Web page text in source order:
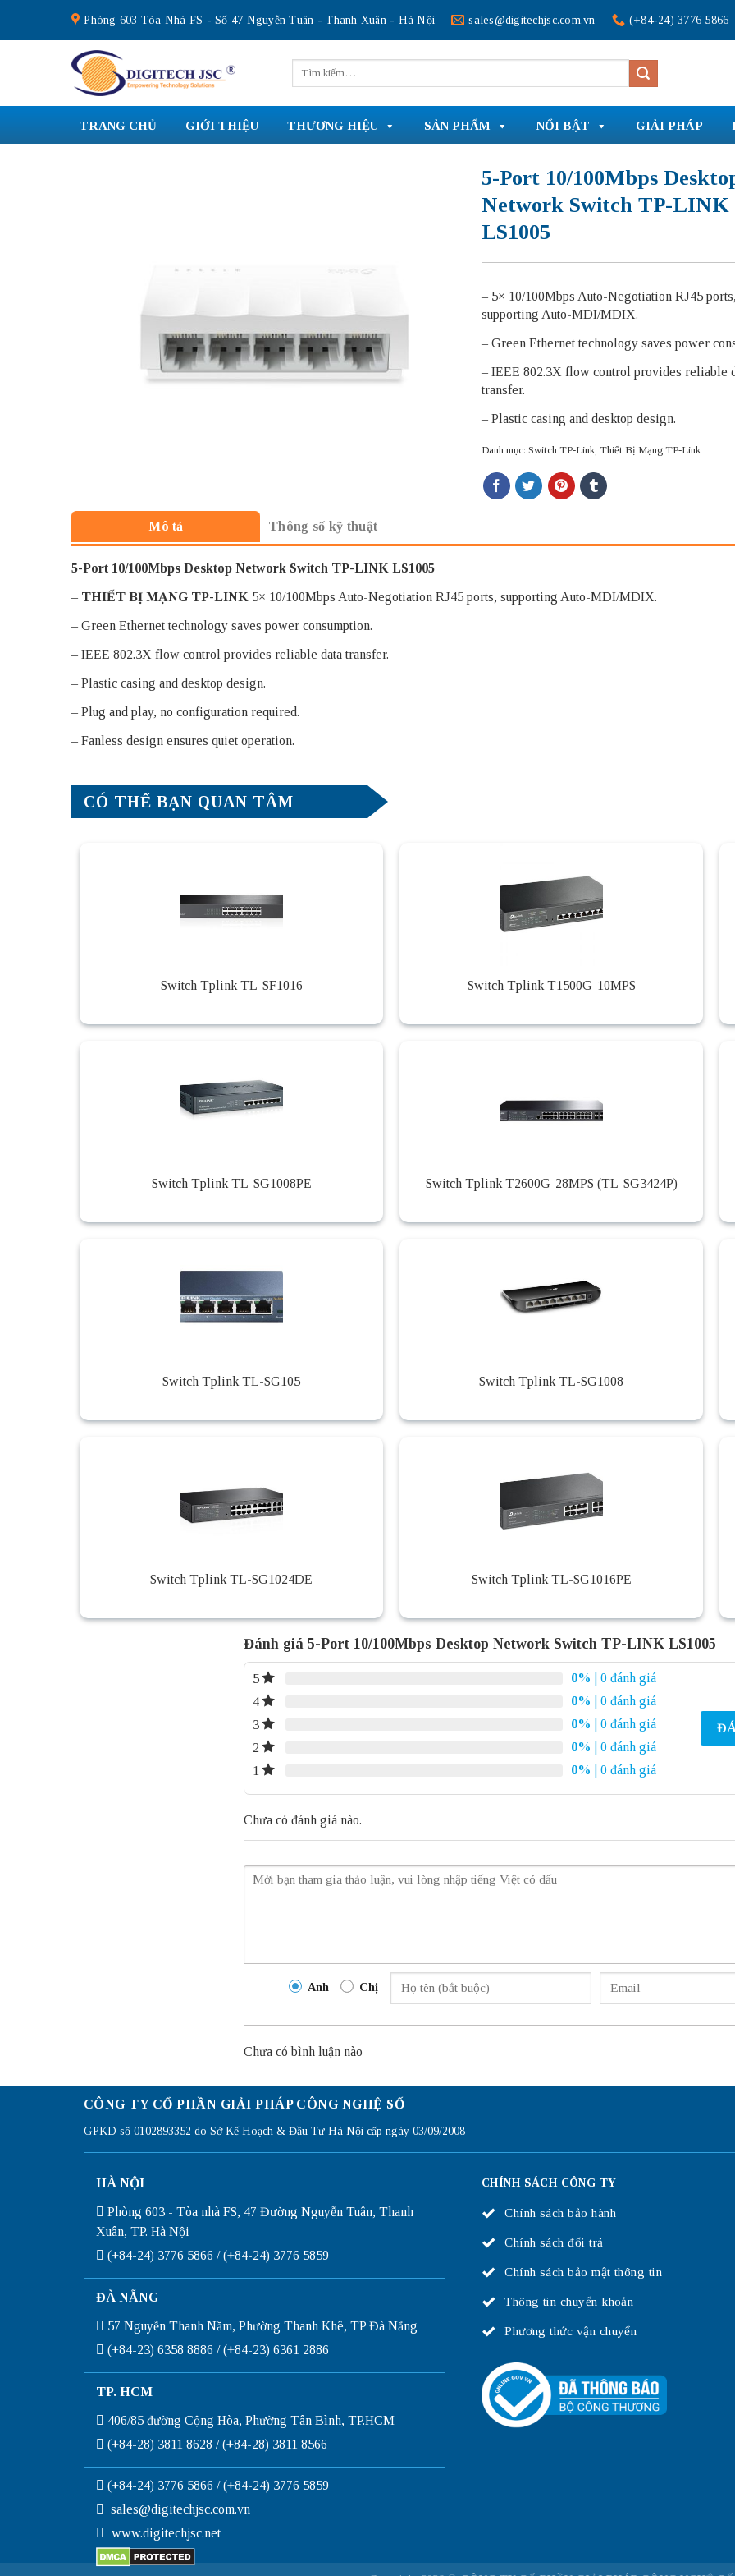
content
Phòng 603 Tòa Nhà FS - Số 47 Nguyễn Tuân - Thanh Xuân - Hà Nội sales@digitechjsc.com.vn (+84-24) 3776 5866
kiếm:
TRANG CHỦ GIỚI THIỆU THƯƠNG HIỆU SẢN PHẨM NỔI BẬT GIẢI PHÁP
5-Port 10/100Mbps
Network Switch TP-LINK
LS1005
– 5× 10/100Mbps Auto-Negotiation RJ45
supporting Auto-MDI/MDIX.
– Green Ethernet technology saves power
– IEEE 802.3X flow control provides reliable
transfer.
– Plastic casing and desktop design.
Danh mục: Switch TP-Link, Thiết Bị Mạng TP-Link
Mô tả Thông số kỹ thuật
5-Port 10/100Mbps Desktop Network Switch TP-LINK LS1005
– THIẾT BỊ MẠNG TP-LINK 5× 10/100Mbps Auto-Negotiation RJ45 ports, supporting Auto-MDI/MDIX.
– Green Ethernet technology saves power consumption.
– IEEE 802.3X flow control provides reliable data transfer.
– Plastic casing and desktop design.
– Plug and play, no configuration required.
– Fanless design ensures quiet operation.
CÓ THỂ BẠN QUAN TÂM
Switch Tplink TL-SF1016 Switch Tplink T1500G-10MPS
Switch Tplink TL-SG1008PE Switch Tplink T2600G-28MPS (TL-SG3424P)
Switch Tplink TL-SG105 Switch Tplink TL-SG1008
Switch Tplink TL-SG1024DE Switch Tplink TL-SG1016PE
Đánh giá 5-Port 10/100Mbps Desktop Network Switch TP-LINK LS1005
5 0%
| 0 đánh giá
4
0%
| 0 đánh giá
3
0%
| 0 đánh giá
2
0%
| 0 đánh giá
1
0% | 0 đánh giá
Chưa có đánh giá nào.
Anh Chị
Chưa có bình luận nào
CÔNG TY CỔ PHẦN GIẢI PHÁP CÔNG NGHỆ SỐ
GPKD số 0102893352 do Sở Kế Hoạch & Đầu Tư Hà Nội cấp ngày 03/09/2008
HÀ NỘI
Phòng 603 - Tòa nhà FS, 47 Đường Nguyễn Tuân, Thanh
Xuân, TP. Hà Nội
(+84-24) 3776 5866 / (+84-24) 3776 5859
ĐÀ NẴNG
57 Nguyễn Thanh Năm, Phường Thanh Khê, TP Đà Nẵng
(+84-23) 6358 8886 / (+84-23) 6361 2886
TP. HCM
406/85 đường Cộng Hòa, Phường Tân Bình, TP.HCM
(+84-28) 3811 8628 / (+84-28) 3811 8566
(+84-24) 3776 5866 / (+84-24) 3776 5859
sales@digitechjsc.com.vn
www.digitechjsc.net
CHÍNH SÁCH CÔNG TY
Chính sách bảo hành
Chính sách đổi trả
Chính sách bảo mật thông tin
Thông tin chuyển khoản
Phương thức vận chuyển